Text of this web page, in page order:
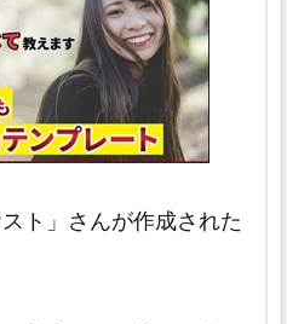
ト」さんが作成された